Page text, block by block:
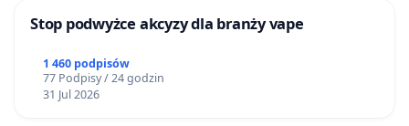
Stop podwyżce akcyzy dla branży vape
1 460 podpisów
77 Podpisy / 24 godzin
31 Jul 2026